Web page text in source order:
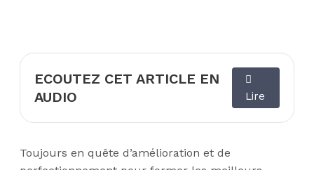
ECOUTEZ CET ARTICLE EN
AUDIO
Lire
Toujours en quête d’amélioration et de